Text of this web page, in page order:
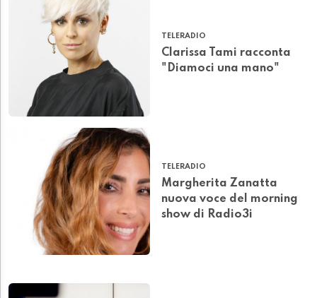
TELERADIO
Clarissa Tami racconta
"Diamoci una mano"
TELERADIO
Margherita Zanatta
nuova voce del morning
show di Radio3i